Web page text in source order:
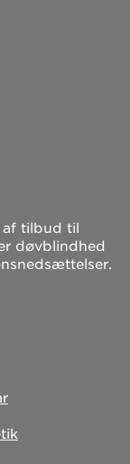
af tilbud til
døvblindhed